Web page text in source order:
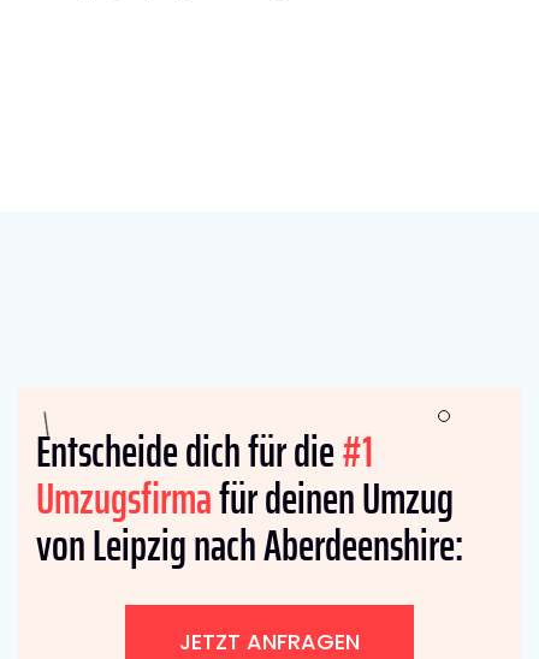
Entscheide dich für die#1
Umzugsfirmafür deinen Umzug
von Leipzig nach Aberdeenshire:
JETZT ANFRAGEN